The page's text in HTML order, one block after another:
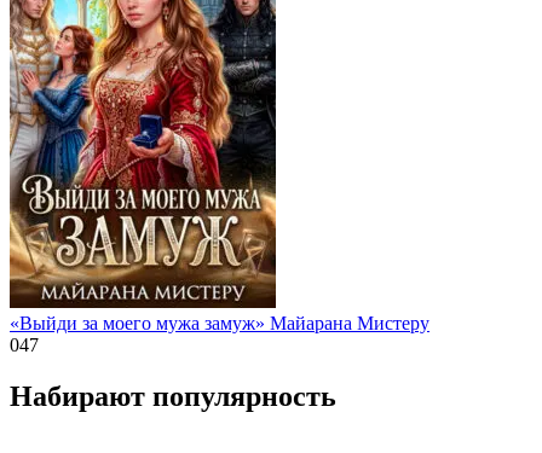
«Выйди за моего мужа замуж» Майарана Мистеру
047
Набирают популярность